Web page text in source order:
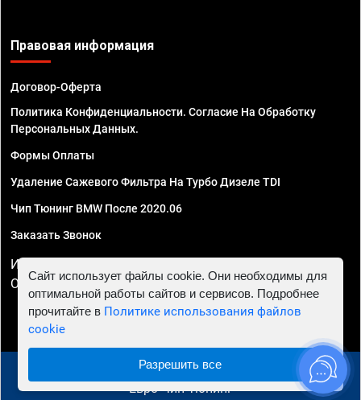
Правовая информация
Договор-Оферта
Политика Конфиденциальности. Согласие На Обработку
Персональных Данных.
Формы Оплаты
Удаление Сажевого Фильтра На Турбо Дизеле TDI
Чип Тюнинг BMW После 2020.06
Заказать Звонок
ИП Смирнов Георгий Павлович. ИНН 781302555843,
ОГРНИП 324470400032610
© 2010 - 2026 Чип тюнинг в Иркутске - Автосервис
"Евро Чип Тюнинг"
Сайт использует файлы cookie. Они необходимы для
оптимальной работы сайтов и сервисов. Подробнее
прочитайте в Политике использования файлов
cookie
Разрешить все